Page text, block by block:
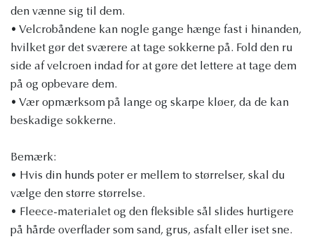
den vænne sig til dem.
• Velcrobåndene kan nogle gange hænge fast i hinanden,
hvilket gør det sværere at tage sokkerne på. Fold den ru
side af velcroen indad for at gøre det lettere at tage dem
på og opbevare dem.
• Vær opmærksom på lange og skarpe kløer, da de kan
beskadige sokkerne.
Bemærk:
• Hvis din hunds poter er mellem to størrelser, skal du
vælge den større størrelse.
• Fleece-materialet og den fleksible sål slides hurtigere
på hårde overflader som sand, grus, asfalt eller iset sne.